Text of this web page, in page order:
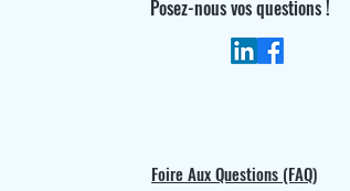
Posez-nous vos questions !
Foire Aux Questions (FAQ)